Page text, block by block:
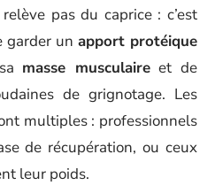
pas du caprice : c’est
garder un apport protéique
masse musculaireet de
de grignotage. Les
multiples : professionnels
de récupération, ou ceux
leur poids.